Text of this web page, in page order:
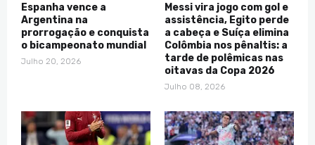
Espanha vence a
Argentina na
prorrogação e conquista
o bicampeonato mundial
Julho 20, 2026
Messi vira jogo com gol e
assistência, Egito perde
a cabeça e Suíça elimina
Colômbia nos pênaltis: a
tarde de polêmicas nas
oitavas da Copa 2026
Julho 08, 2026